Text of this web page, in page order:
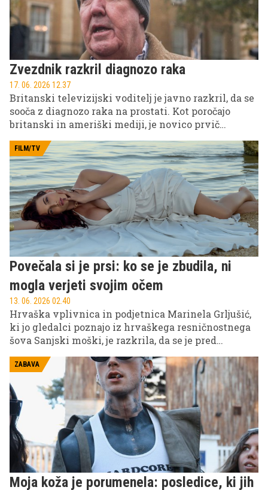
Zvezdnik razkril diagnozo raka
17. 06. 2026 12.37
Britanski televizijski voditelj je javno razkril, da se
sooča z diagnozo raka na prostati. Kot poročajo
britanski in ameriški mediji, je novico prvič
tudi o poteku zdravljenja in osebnih občutkih ob
soočanju z boleznijo.
FILM/TV
Povečala si je prsi: ko se je zbudila, ni
mogla verjeti svojim očem
13. 06. 2026 02.40
Hrvaška vplivnica in podjetnica Marinela Grljušić,
ki jo gledalci poznajo iz hrvaškega resničnostnega
šova Sanjski moški, je razkrila, da se je pred
ZABAVA
Moja koža je porumenela: posledice, ki jih